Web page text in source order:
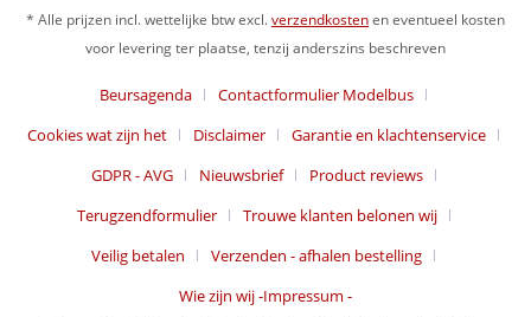
* Alle prijzen incl. wettelijke btw excl.verzendkostenen eventueel kosten
voor levering ter plaatse, tenzij anderszins beschreven
Beursagenda
Contactformulier Modelbus
Cookies wat zijn het
Disclaimer
Garantie en klachtenservice
GDPR - AVG
Nieuwsbrief
Product reviews
Terugzendformulier
Trouwe klanten belonen wij
Veilig betalen
Verzenden - afhalen bestelling
Wie zijn wij -Impressum -